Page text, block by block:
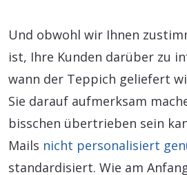
Und obwohl wir Ihnen
ist, Ihre Kunden darüber zu
wann der Teppich geliefert
Sie darauf aufmerksam
bisschen übertrieben sein
Mails nicht personalisiert
standardisiert. Wie am